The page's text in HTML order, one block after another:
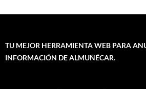
TU MEJOR HERRAMIENTA WEB PARA
INFORMACIÓN DE ALMUÑÉCAR.